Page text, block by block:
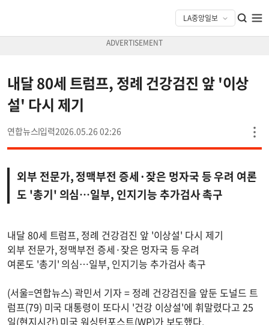
내달 80세 트럼프, 정례 건강검진 앞 '이상
설' 다시 제기
연합뉴스 2026.05.26 02:26
외부 전문가, 정맥부전 증세·잦은 멍자국 등 우려 여론
도 '총기' 의심…일부, 인지기능 추가검사 촉구
내달 80세 트럼프, 정례 건강검진 앞 '이상설' 다시 제기
외부 전문가, 정맥부전 증세·잦은 멍자국 등 우려
여론도 '총기' 의심…일부, 인지기능 추가검사 촉구
(서울=연합뉴스) 곽민서 기자 = 정례 건강검진을 앞둔 도널드 트
럼프(79) 미국 대통령이 또다시 '건강 이상설'에 휘말렸다고 25
일(현지시간) 미국 워싱턴포스트(WP)가 보도했다.